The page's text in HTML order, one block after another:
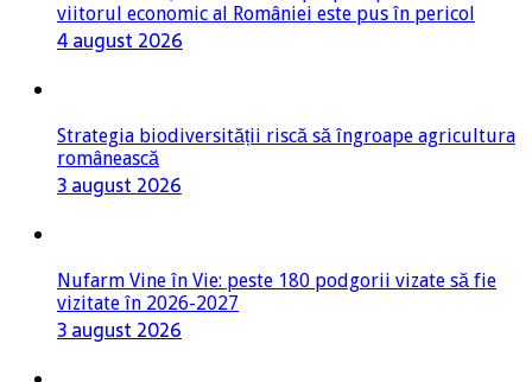
viitorul economic al României este pus în pericol
4 august 2026
Strategia biodiversității riscă să îngroape agricultura
românească
3 august 2026
Nufarm Vine în Vie: peste 180 podgorii vizate să fie
vizitate în 2026-2027
3 august 2026